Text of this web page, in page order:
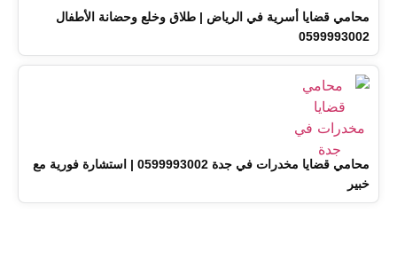
محامي قضايا أسرية في الرياض | طلاق وخلع وحضانة الأطفال
0599993002
محامي قضايا مخدرات في جدة 0599993002 | استشارة فورية مع
خبير